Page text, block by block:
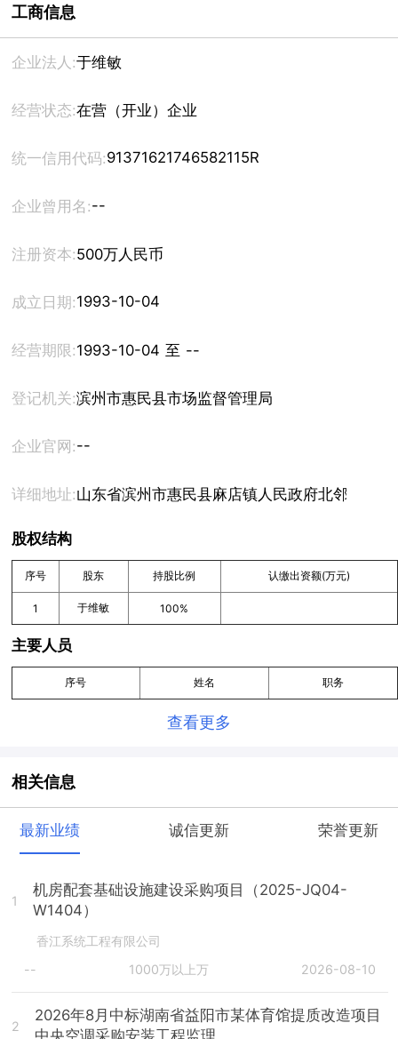
工商信息
企业法人:于维敏
经营状态:在营（开业）企业
统一信用代码:91371621746582115R
企业曾用名:--
注册资本:500万人民币
成立日期:1993-10-04
经营期限: 1993-10-04 至 --
登记机关:滨州市惠民县市场监督管理局
企业官网:--
详细地址:山东省滨州市惠民县麻店镇人民政府北邻
股权结构
序号 股东 持股比例 认缴出资额(万元)
1 于维敏 100%
主要人员
序号 姓名 职务
查看更多
相关信息
最新业绩 诚信更新 荣誉更新
1
机房配套基础设施建设采购项目（2025-JQ04-
W1404）
香江系统工程有限公司
--
1000万以上万 2026-08-10
2
2026年8月中标湖南省益阳市某体育馆提质改造项目